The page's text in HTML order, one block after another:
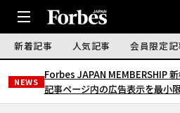
新着記事 人気記事 会員限定記
NEWS
Forbes JAPAN MEMBERSHIP 新
記事ページ内の広告表示を最小